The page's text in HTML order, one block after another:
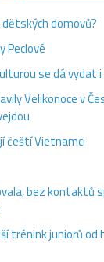
domovů?
Peclové
se dá vydat
Velikonoce v
čeští Vietnamci
bez kontaktů
trénink juniorů od